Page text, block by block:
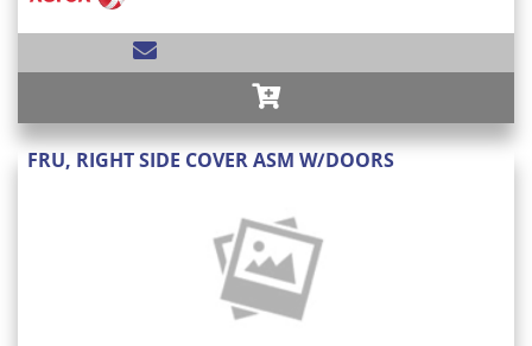
FRU, RIGHT SIDE COVER ASM W/DOORS